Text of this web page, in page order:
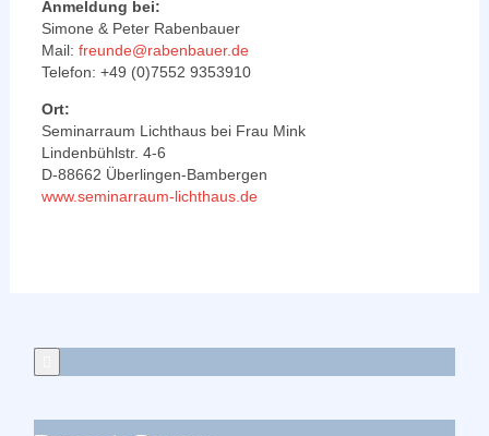
Anmeldung bei:
Simone & Peter Rabenbauer
Mail:freunde@rabenbauer.de
Telefon: +49 (0)7552 9353910
Ort:
Seminarraum Lichthaus bei Frau Mink
Lindenbühlstr. 4-6
D-88662 Überlingen-Bambergen
www.seminarraum-lichthaus.de